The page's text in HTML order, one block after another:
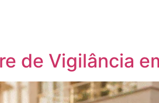
de Vigilância